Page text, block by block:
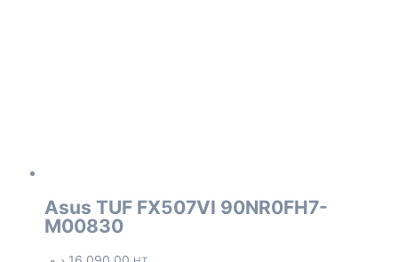
Asus TUF FX507VI 90NR0FH7-
M00830